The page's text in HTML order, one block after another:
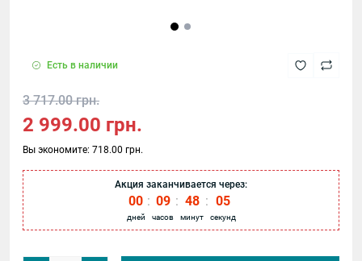
Есть в наличии
3 717.00 грн.
2 999.00 грн.
Вы экономите: 718.00 грн.
Акция заканчивается через:
00
дней
: 09
часов
: 48
минут
: 05
секунд